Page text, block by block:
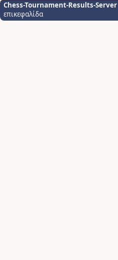
Chess-Tournament-Results-Server
επικεφαλίδα